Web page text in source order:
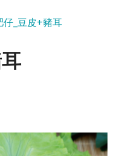
仔_豆皮+豬耳